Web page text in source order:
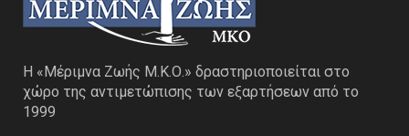
Η «Μέριμνα Ζωής Μ.Κ.Ο.» δραστηριοποιείται στο
χώρο της αντιμετώπισης των εξαρτήσεων από το
1999